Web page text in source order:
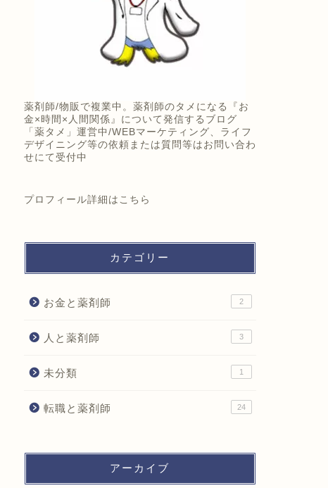
薬剤師/物販で複業中。薬剤師のタメになる『お
金×時間×人間関係』について発信するブログ
「薬タメ」運営中/WEBマーケティング、ライフ
デザイニング等の依頼または質問等はお問い合わ
せにて受付中
プロフィール詳細は こちら
カテゴリー
お金と薬剤師 2
人と薬剤師 3
未分類 1
転職と薬剤師 24
アーカイブ